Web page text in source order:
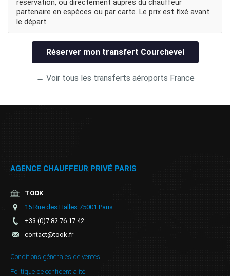
réservation, ou directement auprès du chauffeur
partenaire en espèces ou par carte. Le prix est fixé avant
le départ.
Réserver mon transfert Courchevel
← Voir tous les transferts aéroports France
AGENCE CHAUFFEUR PRIVÉ PARIS
TOOK
15 Rue des Halles 75001 Paris
+33 (0)7 82 76 17 42
contact@took.fr
Conditions générales de ventes
Politique de confidentialité